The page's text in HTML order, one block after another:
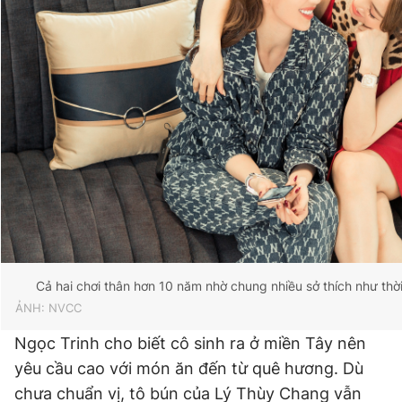
Cả hai chơi thân hơn 10 năm nhờ chung nhiều sở thích như
ẢNH: NVCC
Ngọc Trinh cho biết cô sinh ra ở miền Tây nên
yêu cầu cao với món ăn đến từ quê hương. Dù
chưa chuẩn vị, tô bún của Lý Thùy Chang vẫn